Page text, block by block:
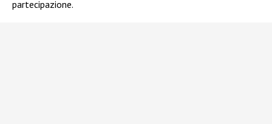
partecipazione.